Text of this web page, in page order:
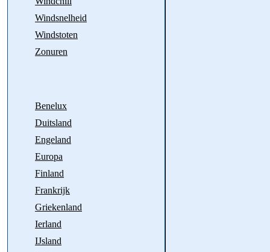
Windsnelheid
Windstoten
Zonuren
Benelux
Duitsland
Engeland
Europa
Finland
Frankrijk
Griekenland
Ierland
IJsland